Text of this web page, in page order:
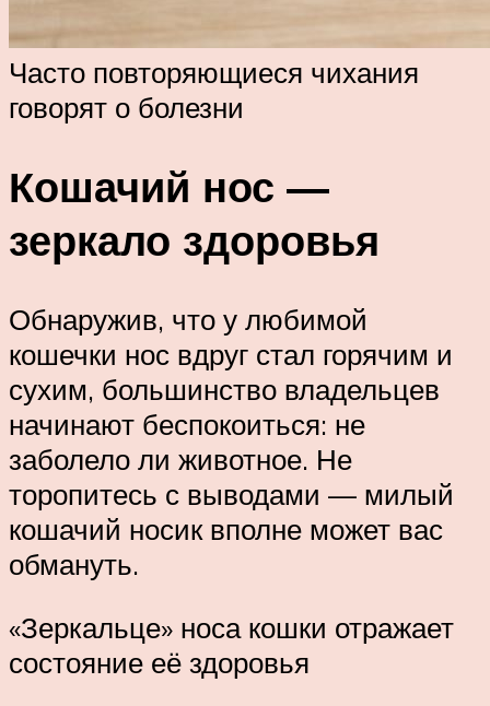
Часто повторяющиеся чихания
говорят о болезни
Кошачий нос —
зеркало здоровья
Обнаружив, что у любимой
кошечки нос вдруг стал горячим и
сухим, большинство владельцев
начинают беспокоиться: не
заболело ли животное. Не
торопитесь с выводами — милый
кошачий носик вполне может вас
обмануть.
«Зеркальце» носа кошки отражает
состояние её здоровья